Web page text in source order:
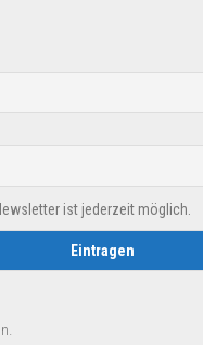
ist jederzeit möglich.